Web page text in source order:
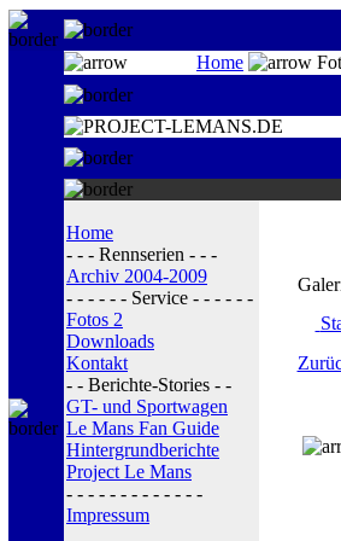
Home
Home
- - - Rennserien - - -
Archiv 2004-2009
- - - - - - Service - - - - - -
Fotos 2
Downloads
Kontakt
- - Berichte-Stories - -
GT- und Sportwagen
Le Mans Fan Guide
Hintergrundberichte
Project Le Mans
- - - - - - - - - - - - -
Impressum